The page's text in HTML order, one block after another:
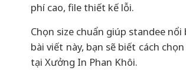
phí cao, file thiết kế lỗi.
Chọn size chuẩn giúp standee
bài viết này, bạn sẽ biết cách
tại Xưởng In Phan Khôi.